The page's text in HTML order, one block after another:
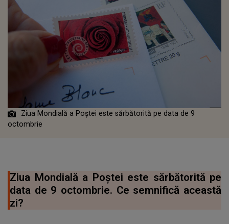
Ziua Mondială a Poștei este sărbătorită pe data de 9
octombrie
Ziua Mondială a Poștei este sărbătorită pe
data de 9 octombrie. Ce semnifică această
zi?